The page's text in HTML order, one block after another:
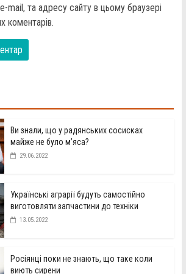
mail, та адресу сайту в цьому браузері
коментарів.
Ви знали, що у радянських сосисках
майже не було м’яса?
29.06.2022
Українські аграрії будуть самостійно
виготовляти запчастини до техніки
13.05.2022
Росіянці поки не знають, що таке коли
виють сирени